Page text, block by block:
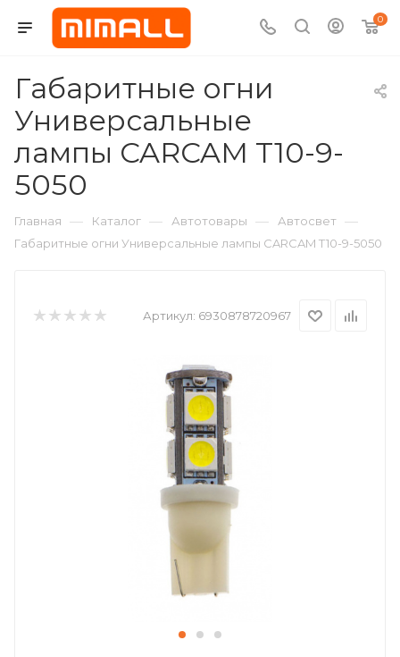
0
Габаритные огни
Универсальные
лампы CARCAM T10-9-
5050
Главная — Каталог — Автотовары — Автосвет —
Габаритные огни Универсальные лампы CARCAM T10-9-5050
Артикул: 6930878720967